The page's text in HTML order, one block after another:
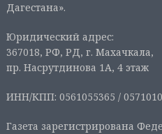
Дагестана».
Юридический адрес:
367018, РФ, РД, г. Махачкала,
пр. Насрутдинова 1А, 4 этаж
ИНН/КПП: 0561055365 /
Газета зарегистрирована